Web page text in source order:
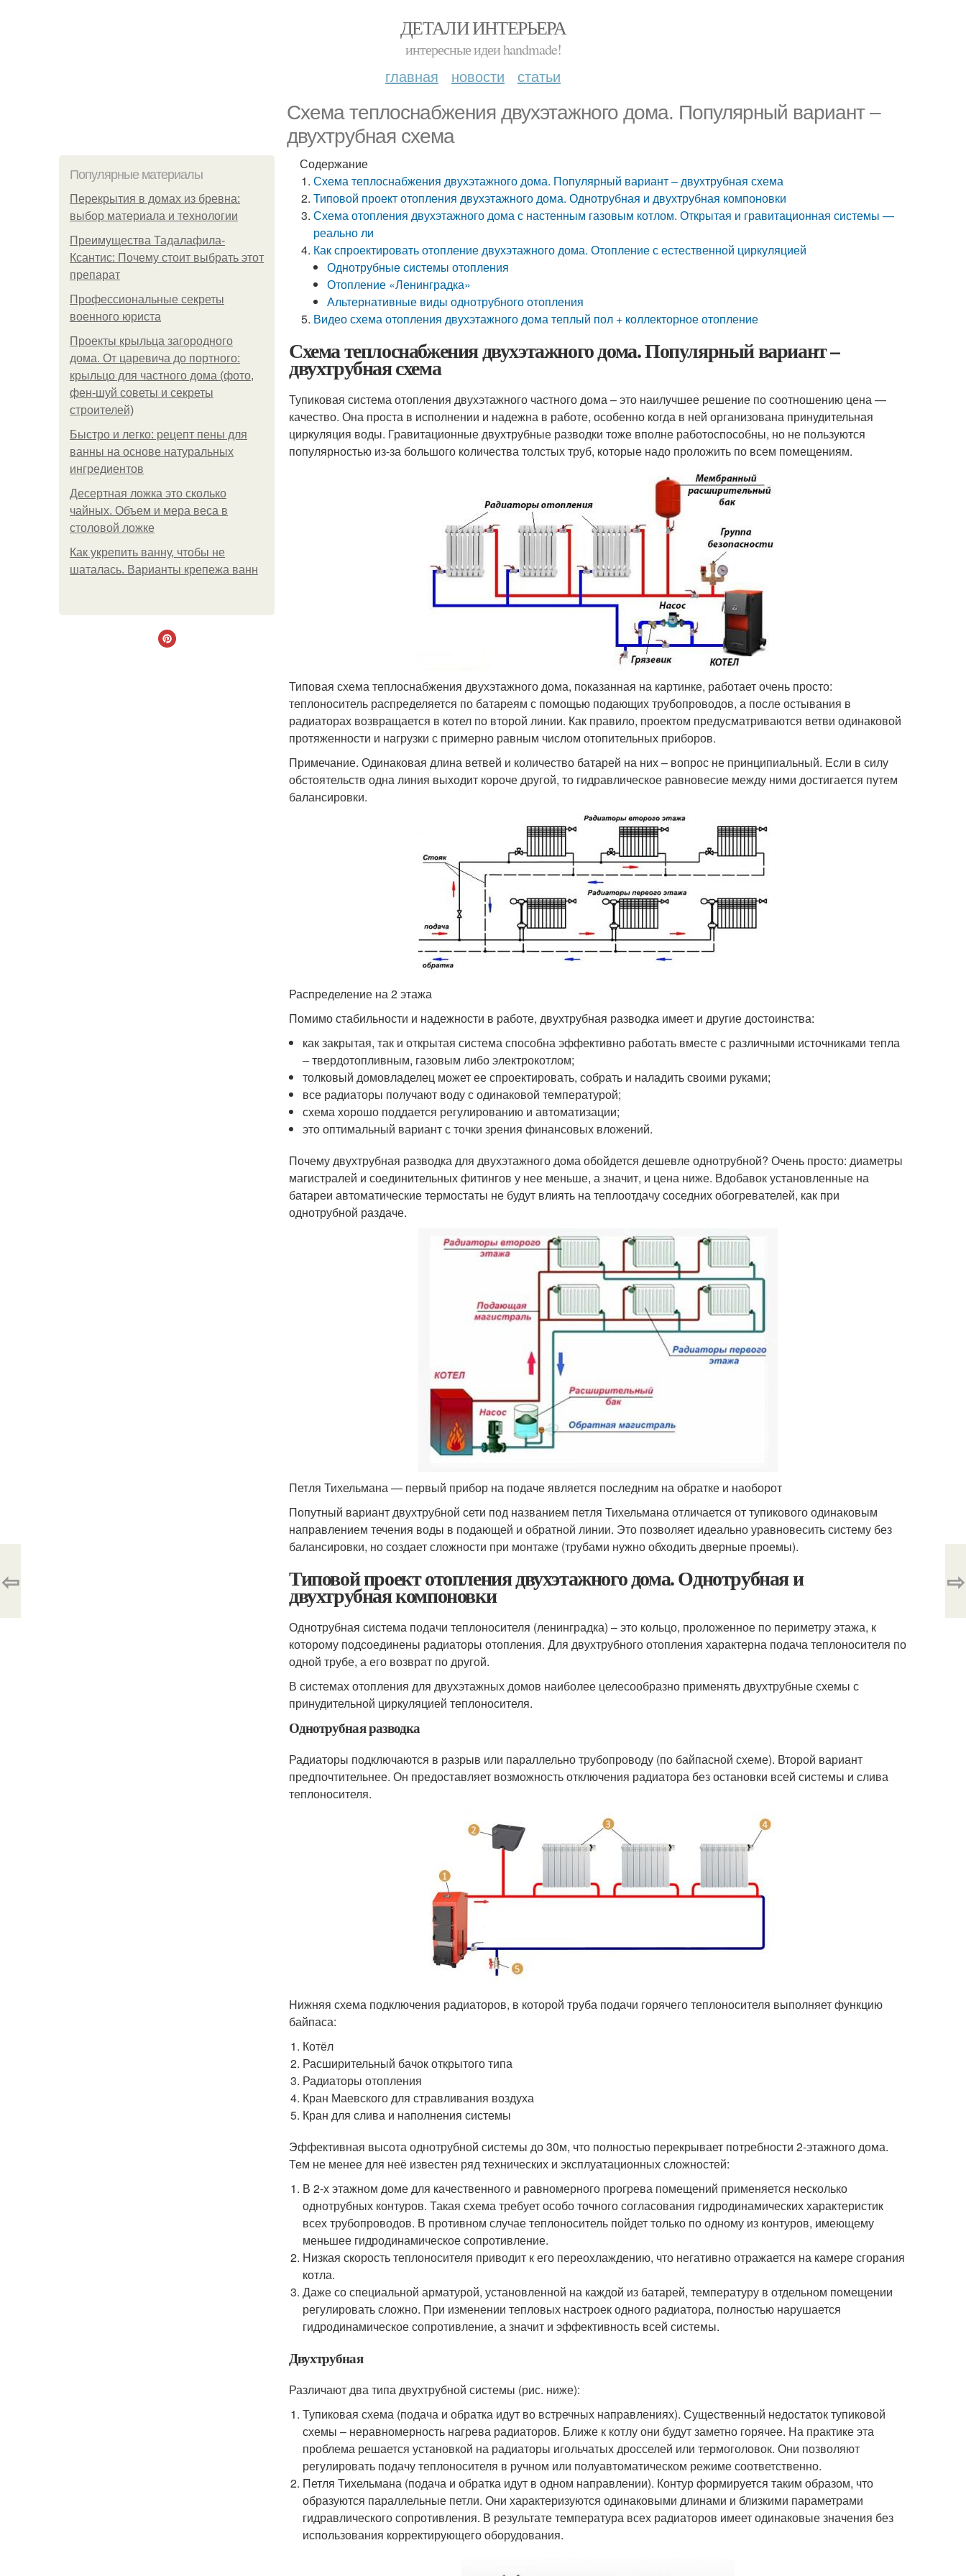
ДЕТАЛИ ИНТЕРЬЕРА
интересные идеи handmade!
главная новости статьи
Схема теплоснабжения двухэтажного дома. Популярный вариант –
двухтрубная схема
Популярные материалы
Перекрытия в домах из бревна:
выбор материала и технологии
Преимущества Тадалафила-
Ксантис: Почему стоит выбрать этот
препарат
Профессиональные секреты
военного юриста
Проекты крыльца загородного
дома. От царевича до портного:
крыльцо для частного дома (фото,
фен-шуй советы и секреты
строителей)
Быстро и легко: рецепт пены для
ванны на основе натуральных
ингредиентов
Десертная ложка это сколько
чайных. Объем и мера веса в
столовой ложке
Как укрепить ванну, чтобы не
шаталась. Варианты крепежа ванн
Содержание
Схема теплоснабжения двухэтажного дома. Популярный вариант – двухтрубная схема
Типовой проект отопления двухэтажного дома. Однотрубная и двухтрубная компоновки
Схема отопления двухэтажного дома с настенным газовым котлом. Открытая и гравитационная системы —
реально ли
Как спроектировать отопление двухэтажного дома. Отопление с естественной циркуляцией
Однотрубные системы отопления
Отопление «Ленинградка»
Альтернативные виды однотрубного отопления
Видео схема отопления двухэтажного дома теплый пол + коллекторное отопление
Схема теплоснабжения двухэтажного дома. Популярный вариант –
двухтрубная схема
Тупиковая система отопления двухэтажного частного дома – это наилучшее решение по соотношению цена —
качество. Она проста в исполнении и надежна в работе, особенно когда в ней организована принудительная
циркуляция воды. Гравитационные двухтрубные разводки тоже вполне работоспособны, но не пользуются
популярностью из-за большого количества толстых труб, которые надо проложить по всем помещениям.
Типовая схема теплоснабжения двухэтажного дома, показанная на картинке, работает очень просто:
теплоноситель распределяется по батареям с помощью подающих трубопроводов, а после остывания в
радиаторах возвращается в котел по второй линии. Как правило, проектом предусматриваются ветви одинаковой
протяженности и нагрузки с примерно равным числом отопительных приборов.
Примечание. Одинаковая длина ветвей и количество батарей на них – вопрос не принципиальный. Если в силу
обстоятельств одна линия выходит короче другой, то гидравлическое равновесие между ними достигается путем
балансировки.
Распределение на 2 этажа
Помимо стабильности и надежности в работе, двухтрубная разводка имеет и другие достоинства:
как закрытая, так и открытая система способна эффективно работать вместе с различными источниками тепла
– твердотопливным, газовым либо электрокотлом;
толковый домовладелец может ее спроектировать, собрать и наладить своими руками;
все радиаторы получают воду с одинаковой температурой;
схема хорошо поддается регулированию и автоматизации;
это оптимальный вариант с точки зрения финансовых вложений.
Почему двухтрубная разводка для двухэтажного дома обойдется дешевле однотрубной? Очень просто: диаметры
магистралей и соединительных фитингов у нее меньше, а значит, и цена ниже. Вдобавок установленные на
батареи автоматические термостаты не будут влиять на теплоотдачу соседних обогревателей, как при
однотрубной раздаче.
Петля Тихельмана — первый прибор на подаче является последним на обратке и наоборот
Попутный вариант двухтрубной сети под названием петля Тихельмана отличается от тупикового одинаковым
направлением течения воды в подающей и обратной линии. Это позволяет идеально уравновесить систему без
балансировки, но создает сложности при монтаже (трубами нужно обходить дверные проемы).
Типовой проект отопления двухэтажного дома. Однотрубная и
двухтрубная компоновки
Однотрубная система подачи теплоносителя (ленинградка) – это кольцо, проложенное по периметру этажа, к
которому подсоединены радиаторы отопления. Для двухтрубного отопления характерна подача теплоносителя по
одной трубе, а его возврат по другой.
В системах отопления для двухэтажных домов наиболее целесообразно применять двухтрубные схемы с
принудительной циркуляцией теплоносителя.
Однотрубная разводка
Радиаторы подключаются в разрыв или параллельно трубопроводу (по байпасной схеме). Второй вариант
предпочтительнее. Он предоставляет возможность отключения радиатора без остановки всей системы и слива
теплоносителя.
Нижняя схема подключения радиаторов, в которой труба подачи горячего теплоносителя выполняет функцию
байпаса:
Котёл
Расширительный бачок открытого типа
Радиаторы отопления
Кран Маевского для стравливания воздуха
Кран для слива и наполнения системы
Эффективная высота однотрубной системы до 30м, что полностью перекрывает потребности 2-этажного дома.
Тем не менее для неё известен ряд технических и эксплуатационных сложностей:
В 2-х этажном доме для качественного и равномерного прогрева помещений применяется несколько
однотрубных контуров. Такая схема требует особо точного согласования гидродинамических характеристик
всех трубопроводов. В противном случае теплоноситель пойдет только по одному из контуров, имеющему
меньшее гидродинамическое сопротивление.
Низкая скорость теплоносителя приводит к его переохлаждению, что негативно отражается на камере сгорания
котла.
Даже со специальной арматурой, установленной на каждой из батарей, температуру в отдельном помещении
регулировать сложно. При изменении тепловых настроек одного радиатора, полностью нарушается
гидродинамическое сопротивление, а значит и эффективность всей системы.
Двухтрубная
Различают два типа двухтрубной системы (рис. ниже):
Тупиковая схема (подача и обратка идут во встречных направлениях). Существенный недостаток тупиковой
схемы – неравномерность нагрева радиаторов. Ближе к котлу они будут заметно горячее. На практике эта
проблема решается установкой на радиаторы игольчатых дросселей или термоголовок. Они позволяют
регулировать подачу теплоносителя в ручном или полуавтоматическом режиме соответственно.
Петля Тихельмана (подача и обратка идут в одном направлении). Контур формируется таким образом, что
образуются параллельные петли. Они характеризуются одинаковыми длинами и близкими параметрами
гидравлического сопротивления. В результате температура всех радиаторов имеет одинаковые значения без
использования корректирующего оборудования.
⇦ ⇨